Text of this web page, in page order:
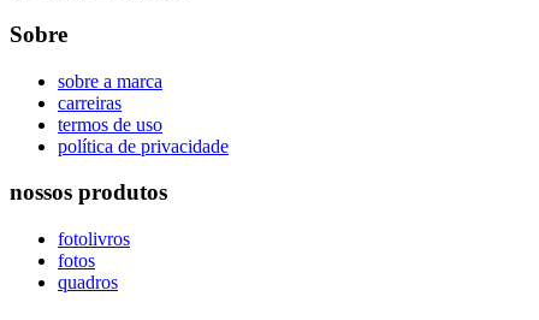
Sobre
sobre a marca
carreiras
termos de uso
política de privacidade
nossos produtos
fotolivros
fotos
quadros